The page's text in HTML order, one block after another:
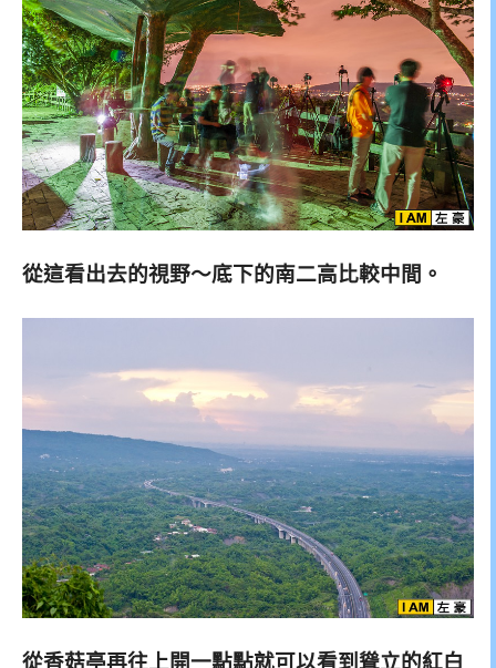
從這看出去的視野～底下的南二高比較中間。
從香菇亭再往上開一點點就可以看到聳立的紅白